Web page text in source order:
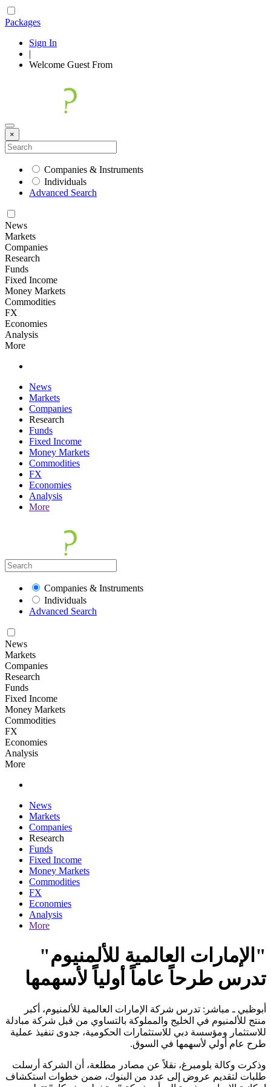
Packages
Sign In
|
Welcome Guest From
×
Companies & Instruments
Individuals
Advanced Search
News
Markets
Companies
Research
Funds
Fixed Income
Money Markets
Commodities
FX
Economies
Analysis
More
News
Markets
Companies
Research
Funds
Fixed Income
Money Markets
Commodities
FX
Economies
Analysis
More
Companies & Instruments
Individuals
Advanced Search
News
Markets
Companies
Research
Funds
Fixed Income
Money Markets
Commodities
FX
Economies
Analysis
More
News
Markets
Companies
Research
Funds
Fixed Income
Money Markets
Commodities
FX
Economies
Analysis
More
"الإمارات العالمية للألمنيوم"
تدرس طرحاً عاماً أولياً لأسهمها
أبوظبي ـ مباشر: تدرس شركة الإمارات العالمية للألمنيوم، أكبر
منتج للألمنيوم في الخليج والمملوكة بالتساوي من قبل شركة مبادلة
للاستثمار ومؤسسة دبي للاستثمارات الحكومية، جدوى تنفيذ عملية
طرح عام أولي لأسهمها في السوق.
وذكرت وكالة بلومبرغ، نقلاً عن مصادر مطلعة، أن الشركة أرسلت
طلبات لتقديم عروض إلى عدد من البنوك، ضمن خطوات استكشاف